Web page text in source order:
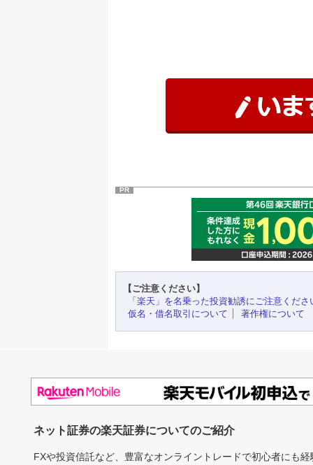
PR
【ご注意ください】
「楽天」を名乗った投資勧誘にご注意くださ
仮名・借名取引について
著作権について
ネット証券の楽天証券についてのご紹介
FXや投資信託など、豊富なオンライントレードで初心者にも